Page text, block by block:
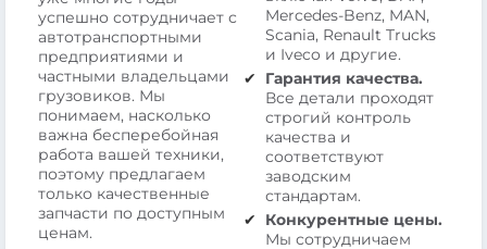
успешно сотрудничает с
автотранспортными
предприятиями и
частными владельцами
грузовиков. Мы
понимаем, насколько
важна бесперебойная
работа вашей техники,
поэтому предлагаем
только качественные
запчасти по доступным
ценам.
Mercedes-Benz, MAN,
Scania, Renault Trucks
и Iveco и другие.
Гарантия качества.
Все детали проходят
строгий контроль
качества и
соответствуют
заводским
стандартам.
Конкурентные цены.
Мы сотрудничаем